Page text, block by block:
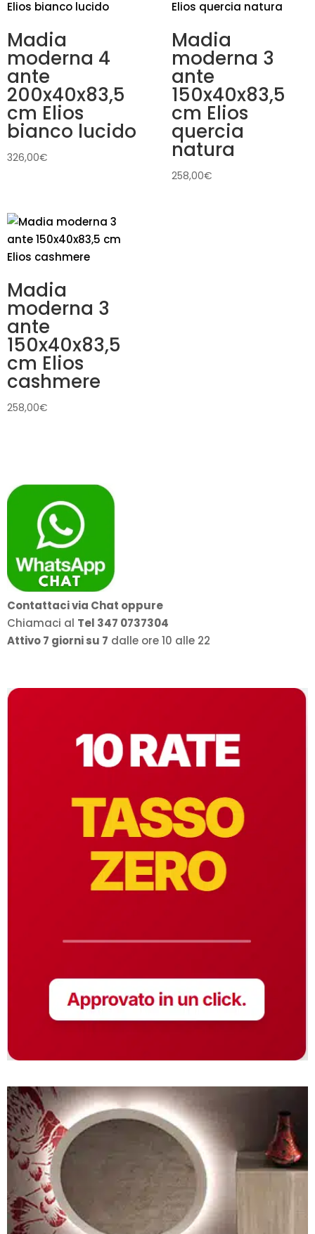
Madia
moderna 4
ante
200x40x83,5
cm Elios
bianco lucido
326,00€
Madia
moderna 3
ante
150x40x83,5
cm Elios
quercia
natura
258,00€
Madia
moderna 3
ante
150x40x83,5
cm Elios
cashmere
258,00€
Contattaci via Chat oppure
Chiamaci al Tel 347 0737304
Attivo 7 giorni su 7 dalle ore 10 alle 22